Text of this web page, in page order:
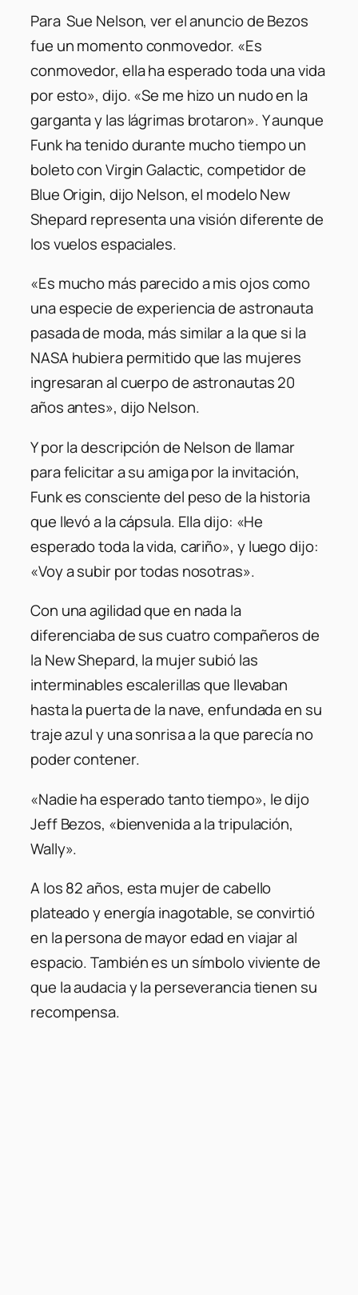
Para Sue Nelson, ver el anuncio de Bezos
fue un momento conmovedor. «Es
conmovedor, ella ha esperado toda una vida
por esto», dijo.«Se me hizo un nudo en la
garganta y las lágrimas brotaron». Y aunque
Funk ha tenido durante mucho tiempo un
boleto con Virgin Galactic, competidor de
Blue Origin, dijo Nelson, el modelo New
Shepard representa una visión diferente de
los vuelos espaciales.
«Es mucho más parecido a mis ojos como
una especie de experiencia de astronauta
pasada de moda, más similar a la que si la
NASA hubiera permitido que las mujeres
ingresaran al cuerpo de astronautas 20
años antes», dijo Nelson.
Y por la descripción de Nelson de llamar
para felicitar a su amiga por la invitación,
Funk es consciente del peso de la historia
que llevó a la cápsula. Ella dijo: «He
esperado toda la vida, cariño», y luego dijo:
«Voy a subir por todas nosotras».
Con una agilidad que en nada la
diferenciaba de sus cuatro compañeros de
la New Shepard, la mujer subió las
interminables escalerillas que llevaban
hasta la puerta de la nave, enfundada en su
traje azul y una sonrisa a la que parecía no
poder contener.
«Nadie ha esperado tanto tiempo», le dijo
Jeff Bezos, «bienvenida a la tripulación,
Wally».
A los 82 años, esta mujer de cabello
plateado y energía inagotable, se convirtió
en la persona de mayor edad en viajar al
espacio. También es un símbolo viviente de
que la audacia y la perseverancia tienen su
recompensa.